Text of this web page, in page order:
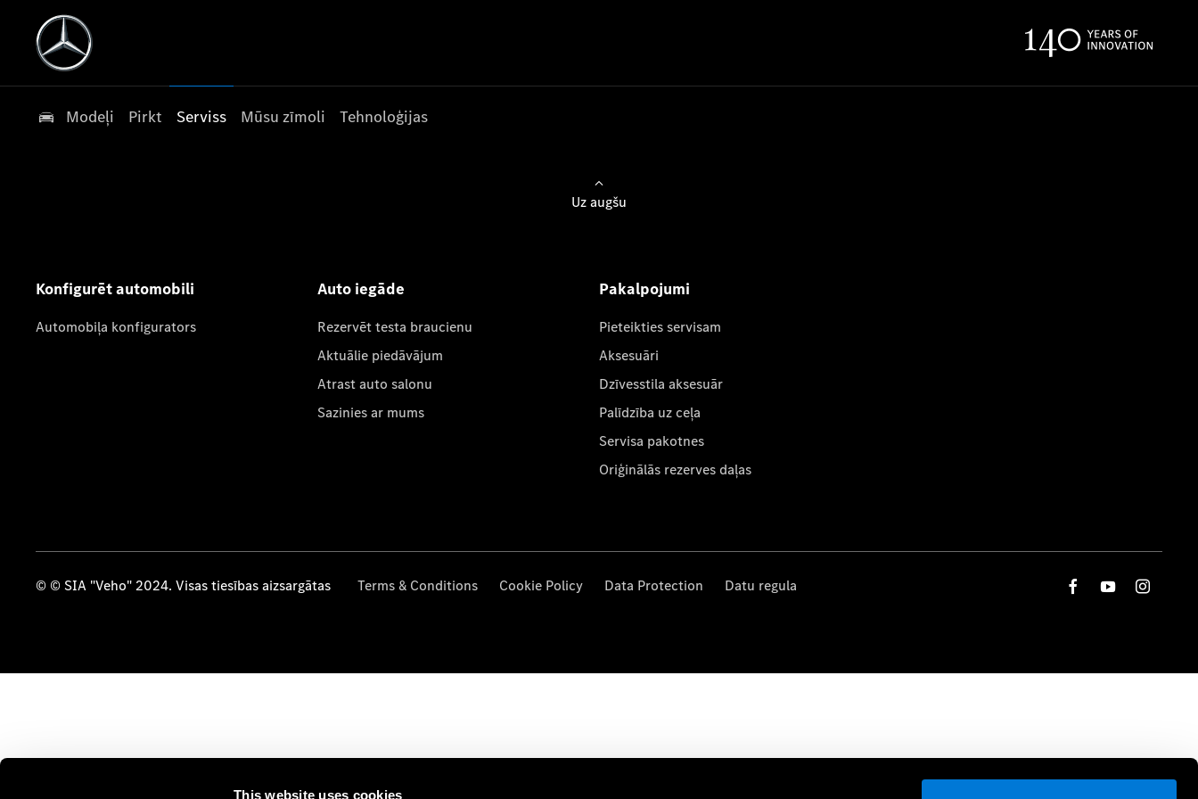
This website uses cookies
Modeļi Pirkt Serviss Mūsu zīmoli Tehnoloģijas
Uz augšu
Konfigurēt automobili
Automobiļa konfigurators
Auto iegāde
Rezervēt testa braucienu
Aktuālie piedāvājum
Atrast auto salonu
Sazinies ar mums
Pakalpojumi
Pieteikties servisam
Aksesuāri
Dzīvesstila aksesuār
Palīdzība uz ceļa
Servisa pakotnes
Oriģinālās rezerves daļas
© © SIA "Veho" 2024. Visas tiesības aizsargātas Terms & Conditions Cookie Policy Data Protection Datu regula